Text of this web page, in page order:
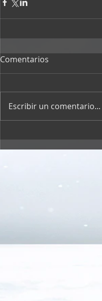
Comentarios
Escribir un comentario...